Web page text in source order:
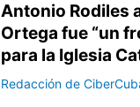
Antonio Rodiles
Ortega fue “un
para la Iglesia
Redacción de